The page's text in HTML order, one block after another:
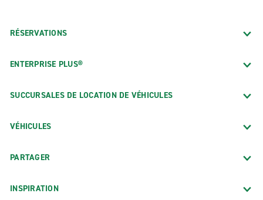
RÉSERVATIONS
ENTERPRISE PLUS®
SUCCURSALES DE LOCATION DE VÉHICULES
VÉHICULES
PARTAGER
INSPIRATION